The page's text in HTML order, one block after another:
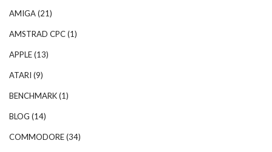
AMIGA(21)
AMSTRAD CPC(1)
APPLE(13)
ATARI (9)
BENCHMARK(1)
BLOG (14)
COMMODORE(34)